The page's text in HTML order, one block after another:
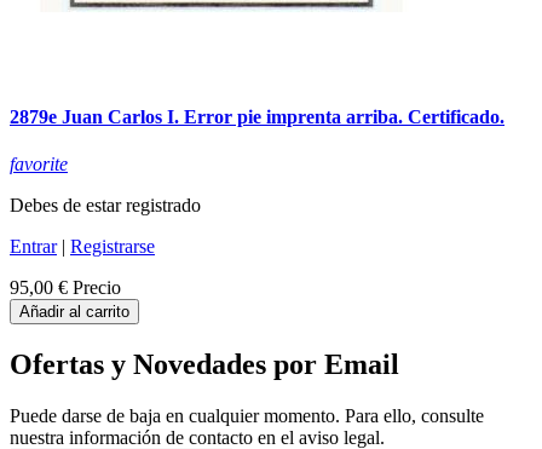
2879e Juan Carlos I. Error pie imprenta arriba. Certificado.
favorite
Debes de estar registrado
Entrar| Registrarse
95,00 € Precio
Añadir al carrito
Ofertas y Novedades por Email
Puede darse de baja en cualquier momento. Para ello, consulte
nuestra información de contacto en el aviso legal.